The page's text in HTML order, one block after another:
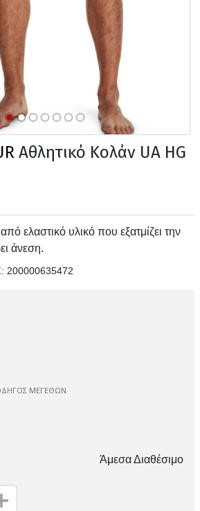
Αθλητικό Κολάν UA HG
ελαστικό υλικό που εξατμίζει την
άνεση.
200000635472
ΜΕΓΕΘΩΝ
Άμεσα Διαθέσιμο